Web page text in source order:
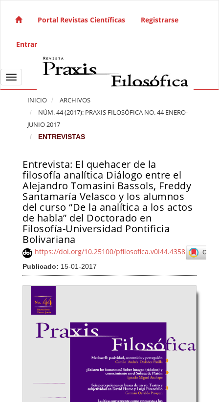
Navegación principal
Barra lateral
Portal Revistas Científicas Registrarse
Entrar
Toggle navigation
INICIO
ARCHIVOS
NÚM. 44 (2017): PRAXIS FILOSÓFICA NO. 44 ENERO-
JUNIO 2017
ENTREVISTAS
Entrevista: El quehacer de la
filosofía analítica Diálogo entre el
Alejandro Tomasini Bassols, Freddy
Santamaría Velasco y los alumnos
del curso “De la analítica a los actos
de habla” del Doctorado en
Filosofía-Universidad Pontificia
Bolivariana
https://doi.org/10.25100/pfilosofica.v0i44.4358
Publicado: 15-01-2017
Barra lateral del artículo